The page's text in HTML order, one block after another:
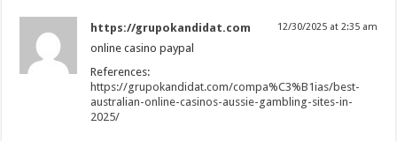
https://grupokandidat.com 12/30/2025 at 2:35 am
online casino paypal
References:
https://grupokandidat.com/compa%C3%B1ias/best-
australian-online-casinos-aussie-gambling-sites-in-
2025/